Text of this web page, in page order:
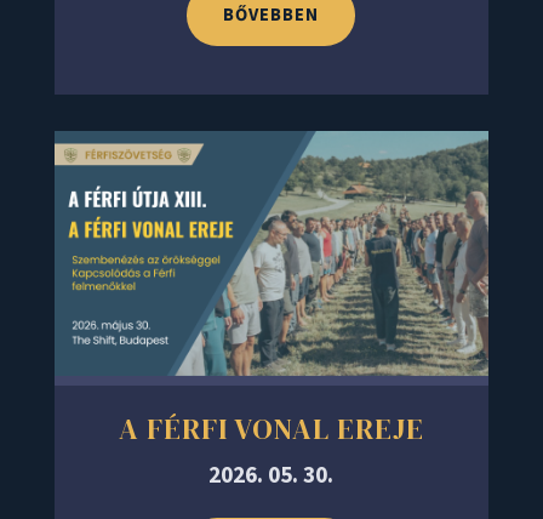
BŐVEBBEN
A FÉRFI VONAL EREJE
2026. 05. 30.